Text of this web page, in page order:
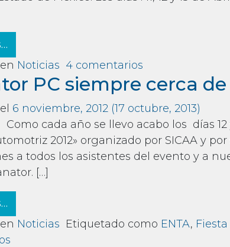
from CURSO EXPERTO DE DIAGNOSTICO
Noticias 4 comentarios
PC siempre cerca
6 noviembre, 2012 (17 octubre, 2013)
Como cada año se llevo acabo los días
2012» organizado por SICAA y
a todos los asistentes del evento y a
[…]
from Scanator PC siempre cerca de ti en
Noticias Etiquetado como ENTA,